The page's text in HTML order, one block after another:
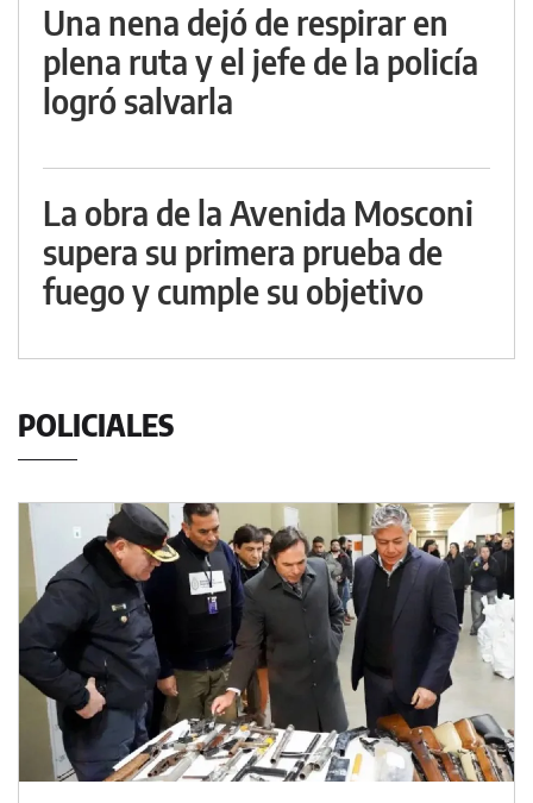
Una nena dejó de respirar en
plena ruta y el jefe de la policía
logró salvarla
La obra de la Avenida Mosconi
supera su primera prueba de
fuego y cumple su objetivo
POLICIALES